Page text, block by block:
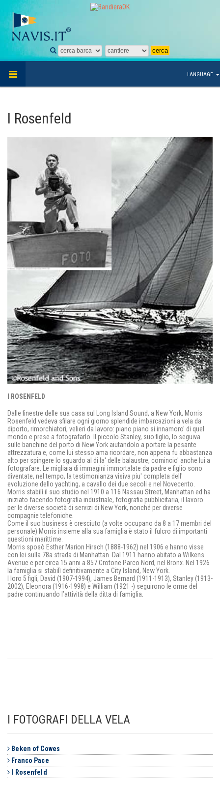
LANGUAGE
I Rosenfeld
I ROSENFELD
Dalle finestre delle sua casa sul Long Island Sound, a New York, Morris
Rosenfeld vedeva sfilare ogni giorno splendide imbarcazioni a vela da
diporto, rimorchiatori, velieri da lavoro: piano piano si innamoro' di quel
mondo e prese a fotografarlo. Il piccolo Stanley, suo figlio, lo seguiva
sulle banchine del porto di New York aiutandolo a portare la pesante
attrezzatura e, come lui stesso ama ricordare, non appena fu abbastanza
alto per spingere lo sguardo al di la' delle balaustre, comincio' anche lui a
fotografare. Le migliaia di immagini immortalate da padre e figlio sono
diventate, nel tempo, la testimonianza visiva piu' completa dell'
evoluzione dello yachting, a cavallo dei due secoli e nel Novecento.
Morris stabilì il suo studio nel 1910 a 116 Nassau Street, Manhattan ed ha
iniziato facendo fotografia industriale, fotografia pubblicitaria, il lavoro
per le diverse società di servizi di New York, nonché per diverse
compagnie telefoniche.
Come il suo business è cresciuto (a volte occupano da 8 a 17 membri del
personale) Morris insieme alla sua famiglia è stato il fulcro di importanti
questioni marittime.
Morris sposò Esther Marion Hirsch (1888-1962) nel 1906 e hanno visse
con lei sulla 78a strada di Manhattan. Dal 1911 hanno abitato a Wilkens
Avenue e per circa 15 anni a 857 Crotone Parco Nord, nel Bronx. Nel 1926
la famiglia si stabilì definitivamente a City Island, New York.
I loro 5 figli, David (1907-1994), James Bernard (1911-1913), Stanley (1913-
2002), Eleonora (1916-1998) e William (1921 -) seguirono le orme del
padre continuando l’attività della ditta di famiglia.
I FOTOGRAFI DELLA VELA
Beken of Cowes
Franco Pace
I Rosenfeld